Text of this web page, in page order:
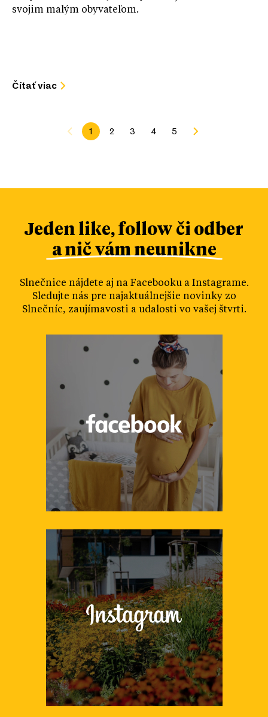
svojim malým obyvateľom.
Čítať viac
1 2 3 4 5
Jeden like, follow či odber
a nič vám neunikne
Slnečnice nájdete aj na Facebooku a Instagrame.
Sledujte nás pre najaktuálnejšie novinky zo
Slnečníc, zaujímavosti a udalosti vo vašej štvrti.